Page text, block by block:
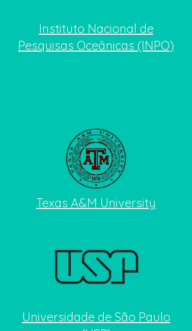
Instituto Nacional de
Pesquisas Oceânicas (INPO)
Texas A&M University
Universidade de São Paulo